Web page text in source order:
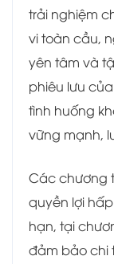
trải nghiệm
vi toàn cầu,
yên tâm và
phiêu lưu
tình huống
vững mạnh,
Các chương
quyền lợi
hạn, tại
đảm bảo chi